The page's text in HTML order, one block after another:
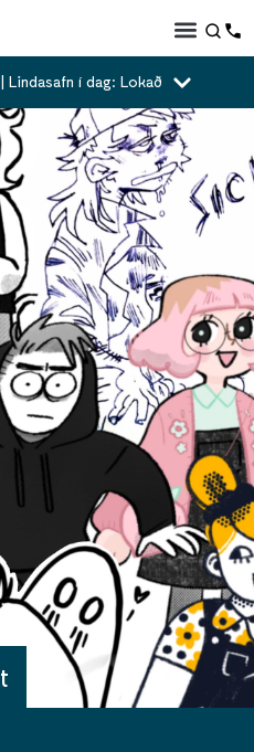
Lindasafn í dag: Lokað